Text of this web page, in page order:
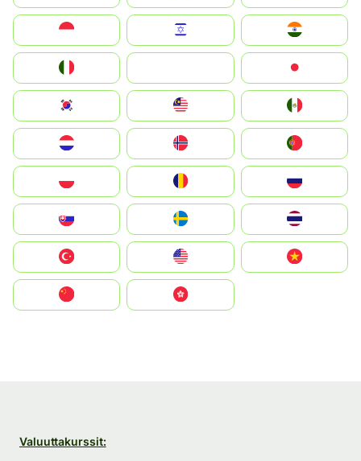
South Korea
United States
中國香港特別行政區
Valuuttakurssit: